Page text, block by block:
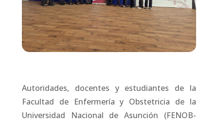
Autoridades, docentes y estudiantes de la
Facultad de Enfermería y Obstetricia de la
Universidad Nacional de Asunción (FENOB-